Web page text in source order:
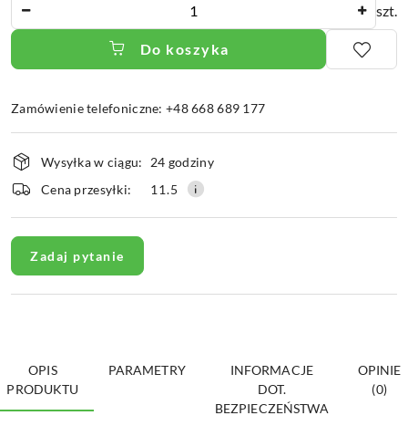
szt.
Do koszyka
Zamówienie telefoniczne: +48 668 689 177
Dostępność
i
dostawa
Wysyłka w ciągu:
24 godziny
Cena przesyłki:
11.5
Zadaj pytanie
OPIS
PRODUKTU
PARAMETRY
INFORMACJE
DOT.
BEZPIECZEŃSTWA
OPINIE
(0)